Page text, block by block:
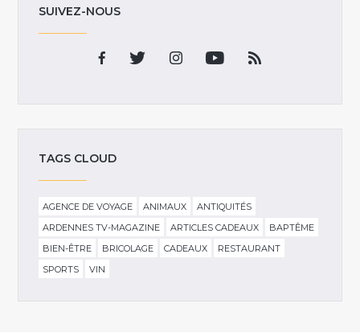
SUIVEZ-NOUS
TAGS CLOUD
AGENCE DE VOYAGE ANIMAUX
ANTIQUITÉS
ARDENNES TV-MAGAZINE
ARTICLES CADEAUX
BAPTÊME
BIEN-ÊTRE
BRICOLAGE CADEAUX
RESTAURANT
SPORTS
VIN